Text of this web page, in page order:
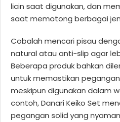
licin saat digunakan, dan
saat memotong berbagai
Cobalah mencari pisau
natural atau anti-slip agar
Beberapa produk bahkan
untuk memastikan
meskipun digunakan dalam
contoh, Danari Keiko Set
pegangan solid yang